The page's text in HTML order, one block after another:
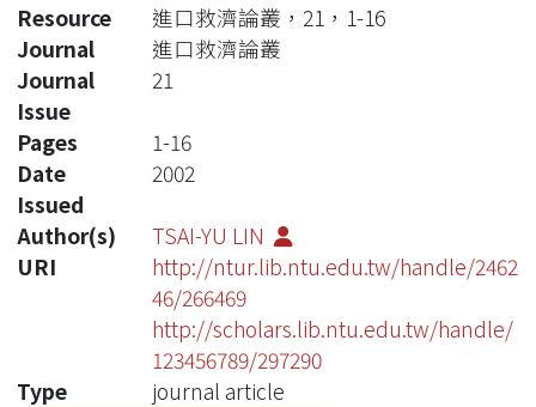
Resource
進口救濟論叢，21，1-16
Journal
進口救濟論叢
Journal
Issue
21
Pages
1-16
Date
Issued
2002
Author(s)
TSAI-YU LIN
URI
http://ntur.lib.ntu.edu.tw/handle/2462
46/266469
http://scholars.lib.ntu.edu.tw/handle/
123456789/297290
Type
journal article